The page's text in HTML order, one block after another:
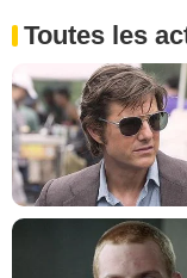
Toutes les